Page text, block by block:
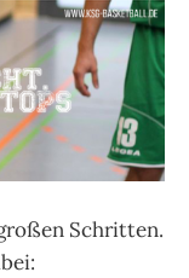
Schritten.